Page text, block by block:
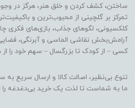
ساختن، کشف کردن و خلق هنر، هرگز در
تمرکز بر گلچینی از محبوب‌ترین و
کلکسیونی، لگوهای جذاب، بازی‌های فکری
آرامش‌بخش نقاشی الماسی و آبرنگی، فضایی
کسی – از کودک تا بزرگسال – سهم خود را
تنوع بی‌نظیر، اصالت کالا و ارسال سریع به
ما به شماست تا لذت یک خرید بی‌دغدغه را